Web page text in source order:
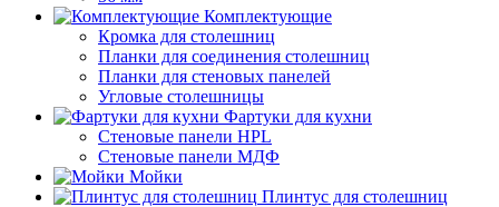
Комплектующие
Кромка для столешниц
Планки для соединения столешниц
Планки для стеновых панелей
Угловые столешницы
Фартуки для кухни
Стеновые панели HPL
Стеновые панели МДФ
Мойки
Плинтус для столешниц